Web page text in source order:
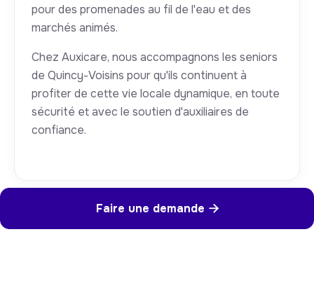
pour des promenades au fil de l'eau et des
marchés animés.
Chez Auxicare, nous accompagnons les seniors
de Quincy-Voisins pour qu'ils continuent à
profiter de cette vie locale dynamique, en toute
sécurité et avec le soutien d'auxiliaires de
confiance.
Faire une demande 